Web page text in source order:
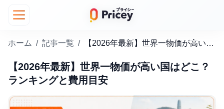
ホーム / 記事一覧 / 【2026年最新】世界一物価が高い国はどこ？ランキングと費用目安
【2026年最新】世界一物価が高い国はどこ？
ランキングと費用目安